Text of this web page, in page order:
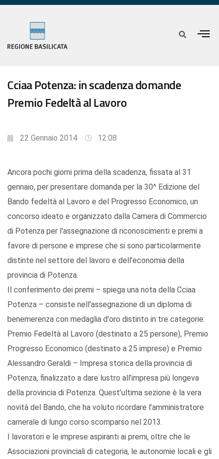
Cciaa Potenza: in scadenza domande
Premio Fedeltà al Lavoro
22 Gennaio 2014 12:08
Ancora pochi giorni prima della scadenza, fissata al 31
gennaio, per presentare domanda per la 30^ Edizione del
Bando fedeltà al Lavoro e del Progresso Economico, un
concorso ideato e organizzato dalla Camera di Commercio
di Potenza per l'assegnazione di riconoscimenti e premi a
favore di persone e imprese che si sono particolarmente
distinte nel settore del lavoro e dell’economia della
provincia di Potenza.
Il conferimento dei premi – spiega una nota della Cciaa
Potenza – consiste nell'assegnazione di un diploma di
benemerenza con medaglia d'oro distinto in tre categorie:
Premio Fedeltà al Lavoro (destinato a 25 persone), Premio
Progresso Economico (destinato a 25 imprese) e Premio
Alessandro Geraldi – Impresa storica della provincia di
Potenza, finalizzato a dare lustro all’impresa più longeva
della provincia di Potenza. Quest’ultima sezione è la vera
novità del Bando, che ha voluto ricordare l’amministratore
camerale di lungo corso scomparso nel 2013.
I lavoratori e le imprese aspiranti ai premi, oltre che le
Associazioni provinciali di categoria, le autonomie locali e gli